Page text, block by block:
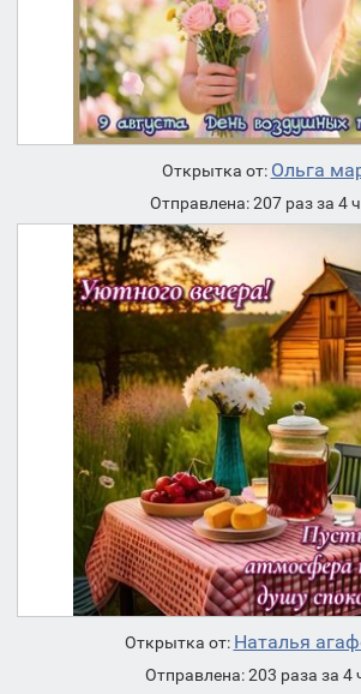
Открытка от: Ольга
Отправлена: 207 раз за 4
Открытка от: Наталья
Отправлена: 203 раза за 4